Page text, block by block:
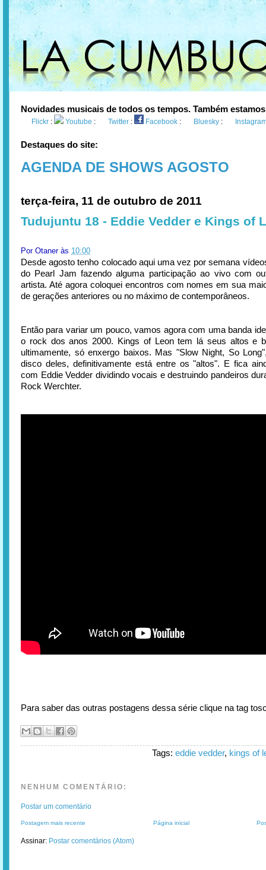
Novidades musicais de todos os tempos. Também
Flickr : Youtube : Twitter : Facebook : Bluesky :
Destaques do site:
AGENDA DE SHOWS AGOSTO
terça-feira, 11 de outubro de 2011
Tudujuntu 18 - Eddie Vedder e Kings of
Por Otaner às 10:00
Desde agosto tenho colocado aqui uma vez por semana
do Pearl Jam fazendo alguma participação ao vivo com
artista. Até agora coloquei encontros com nomes em sua
de gerações anteriores ou no máximo de contemporâneos.
Então para variar um pouco, vamos agora com uma banda
o rock dos anos 2000. Kings of Leon tem lá seus altos e
ultimamente, só enxergo baixos. Mas "Slow Night, So
disco deles, definitivamente está entre os "altos". E fica
com Eddie Vedder dividindo vocais e destruindo pandeiros
Rock Werchter.
Para saber das outras postagens dessa série clique na tag
Tags: eddie vedder, kings of
NENHUM COMENTÁRIO:
Postar um comentário
Postagem mais recente Página inicial
Assinar: Postar comentários (Atom)